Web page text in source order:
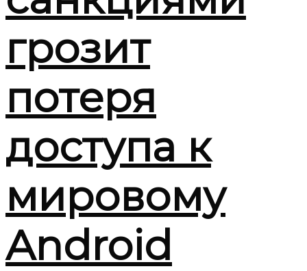
грозит
потеря
доступа к
мировому
Android